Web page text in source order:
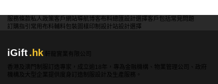
服務條款私人政策客戶 網站導航博客布料總匯設計選擇客戶包括常見問題
訂購指引 常用布料輔料包裝 圖樣印制 設計站設計選擇
iGift.hk
軒龍實業有限公司
香港及澳門制服訂造專家，成立逾18年，專為金融機構、物業管理公司、政府
機構及大型企業提供度身訂造制服設計及生產服務。